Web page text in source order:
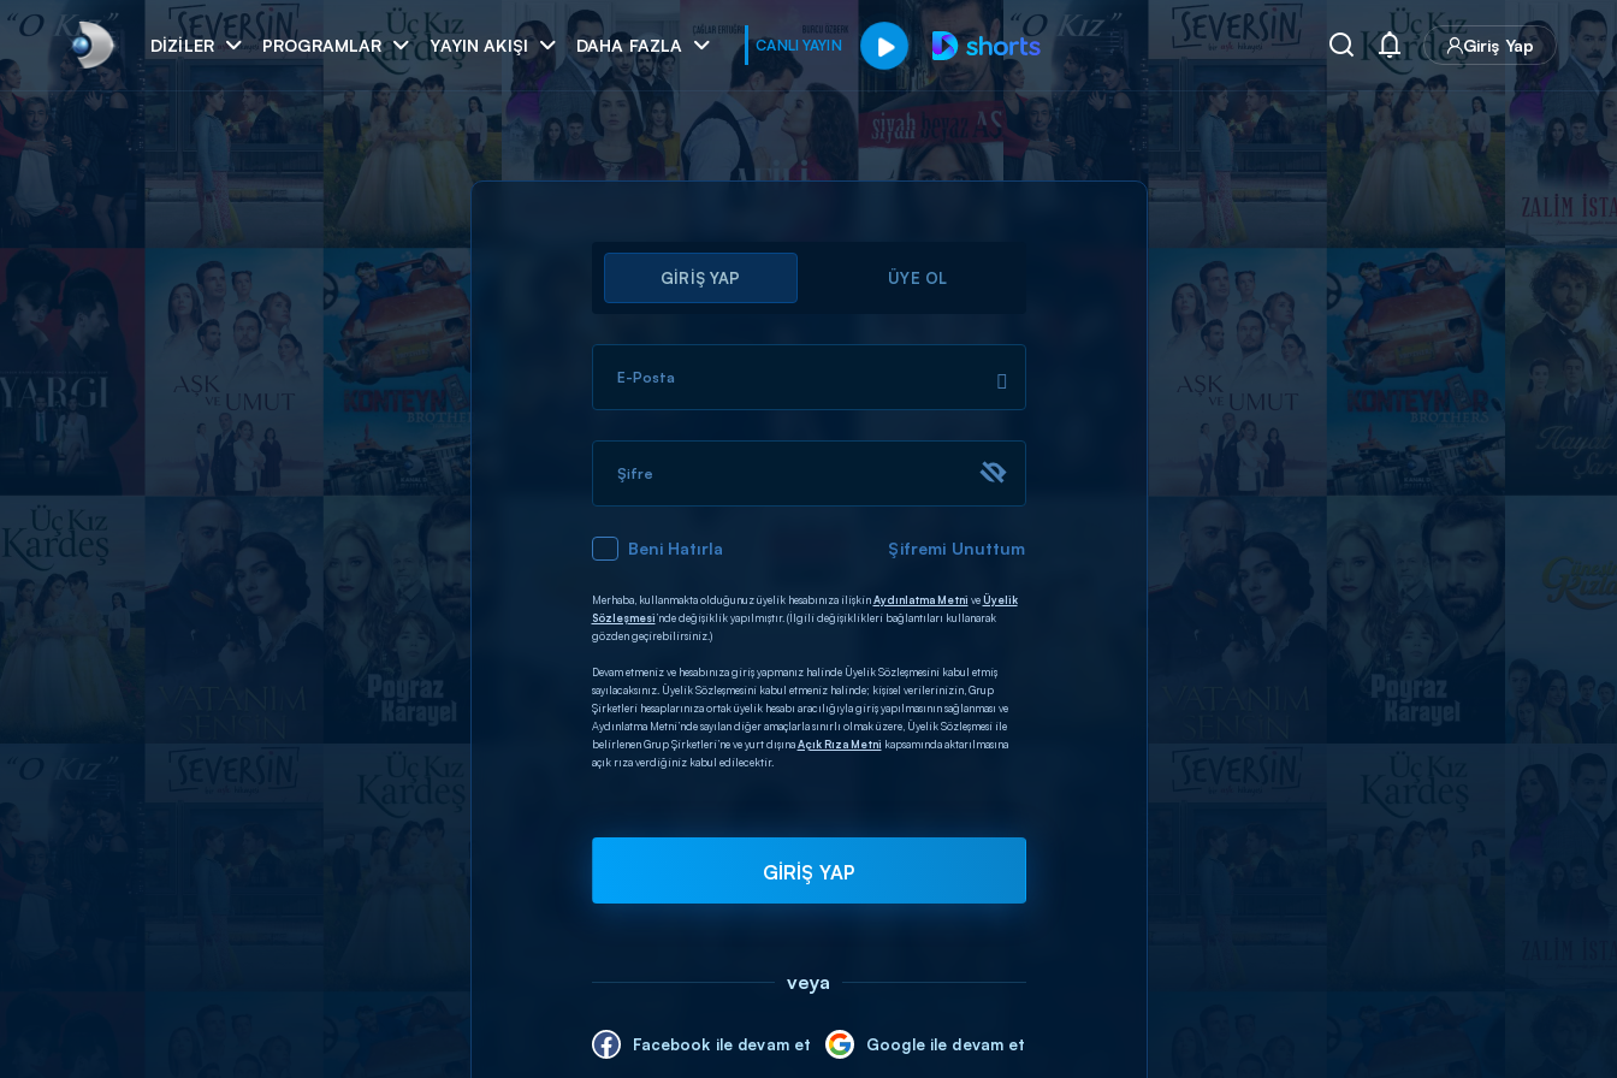
DIZILER PROGRAMLAR YAYIN AKIŞI DAHA FAZLA CANLI YAYIN Giriş Yap
Arama
ARAMA SONUÇLARI
GİRİŞ YAP ÜYE OL
E-Posta
Şifre
Beni Hatırla Şifremi Unuttum
Merhaba, kullanmakta olduğunuz üyelik hesabınıza ilişkinAydınlatma Metni veÜyelik
Sözleşmesi’nde değişiklik yapılmıştır. (İlgili değişiklikleri bağlantıları kullanarak
gözden geçirebilirsiniz.)
Devam etmeniz ve hesabınıza giriş yapmanız halinde Üyelik Sözleşmesini kabul etmiş
sayılacaksınız. Üyelik Sözleşmesini kabul etmeniz halinde; kişisel verilerinizin, Grup
Şirketleri hesaplarınıza ortak üyelik hesabı aracılığıyla giriş yapılmasının sağlanması ve
Aydınlatma Metni’nde sayılan diğer amaçlarla sınırlı olmak üzere, Üyelik Sözleşmesi ile
belirlenen Grup Şirketleri’ne ve yurt dışınaAçık Rıza Metni kapsamında aktarılmasına
açık rıza verdiğiniz kabul edilecektir.
GİRİŞ YAP
veya
Facebook ile devam et Google ile devam et